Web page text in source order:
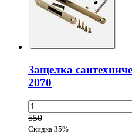
Защелка
2070
550
Скидка 35%